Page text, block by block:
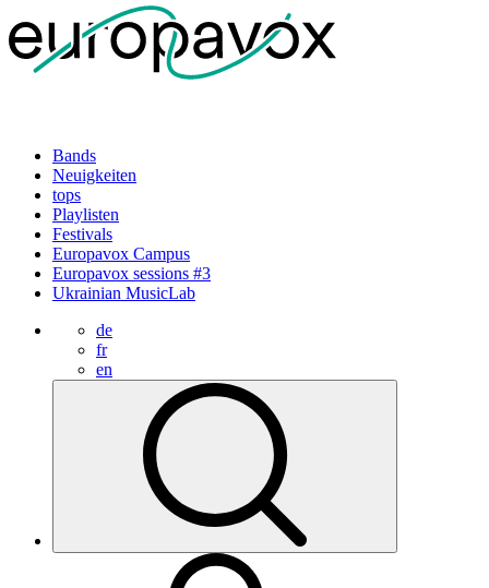
Bands
Neuigkeiten
tops
Playlisten
Festivals
Europavox Campus
Europavox sessions #3
Ukrainian MusicLab
de
fr
en